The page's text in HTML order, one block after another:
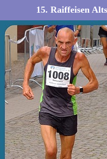
15. Raiffeisen